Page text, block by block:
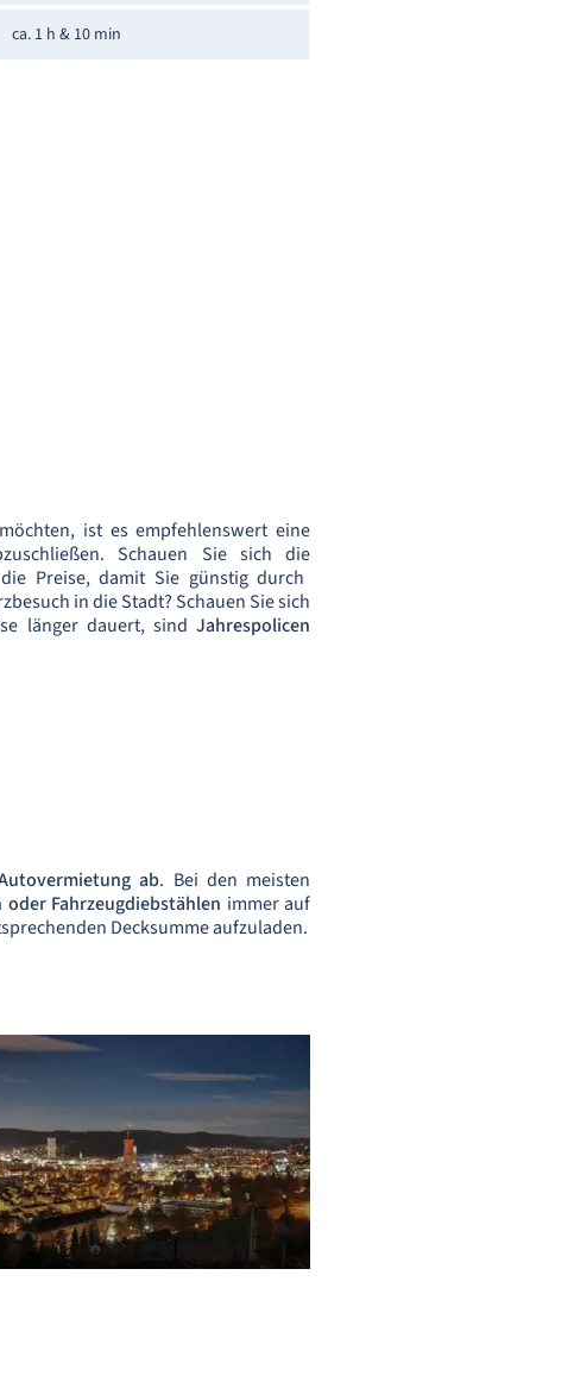
ca. 1 h & 10 min
ist es empfehlenswert eine
Schauen Sie sich die
Preise, damit Sie günstig durch
in die Stadt? Schauen Sie sich
länger dauert, sindJahrespolicen
ab. Bei den meisten
oder Fahrzeugdiebstählen immer auf
Decksumme aufzuladen.